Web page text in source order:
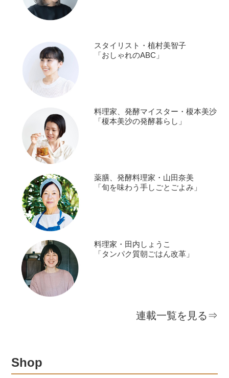
スタイリスト・植村美智子
「おしゃれのABC」
料理家、発酵マイスター・榎本美沙
「榎本美沙の発酵暮らし」
薬膳、発酵料理家・山田奈美
「旬を味わう手しごとごよみ」
料理家・田内しょうこ
「タンパク質朝ごはん改革」
連載一覧を見る⇒
Shop